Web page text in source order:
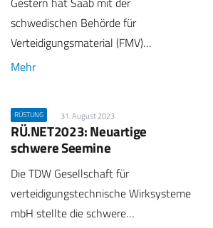
schwedischen Behörde für
Verteidigungsmaterial (FMV)…
Mehr
RÜSTUNG 31. August 2023
RÜ.NET2023: Neuartige
schwere Seemine
Die TDW Gesellschaft für
verteidigungstechnische Wirksysteme
mbH stellte die schwere…